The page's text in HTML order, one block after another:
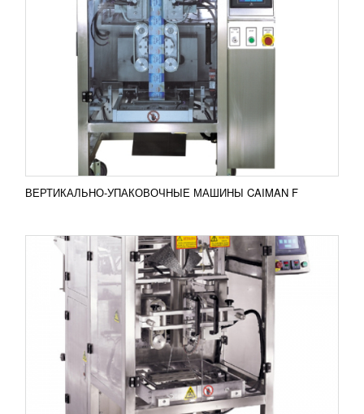
ВЕРТИКАЛЬНО-УПАКОВОЧНЫЕ МАШИНЫ CAIMAN F
ВЕРТИКАЛЬНО-УПАКОВОЧНЫЕ МАШИНЫ
CAIMAN E
853 519RUB
Вертикально-упаковочная машина CAIMAN серии
«Е» станет экономичным решением для среднего
и малого бизнеса. Машина компактна и
одновременно очень...
ПОДРОБНЕЕ
Добавить в сравнение
КЛИПСАТОР ПОЛУАВТОМАТИЧЕСКИЙ
COMIZ NEW LIFE
УЗНАТЬ ЦЕНУ
Полуавтоматический клипсатор Comiz New Life
обладает практичностью и удобством во время
работы. Эта машина способна быстро упаковать